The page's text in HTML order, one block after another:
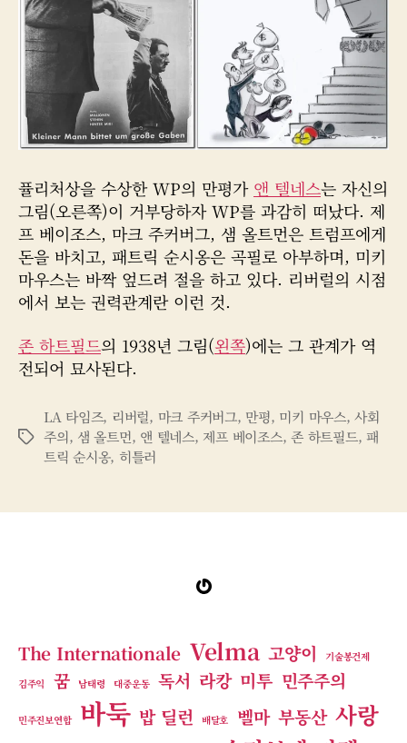
퓰리처상을 수상한 WP의 만평가 앤 텔네스는 자신의
그림(오른쪽)이 거부당하자 WP를 과감히 떠났다. 제
프 베이조스, 마크 주커버그, 샘 올트먼은 트럼프에게
돈을 바치고, 패트릭 순시옹은 곡필로 아부하며, 미키
마우스는 바짝 엎드려 절을 하고 있다. 리버럴의 시점
에서 보는 권력관계란 이런 것.
존 하트필드의 1938년 그림(왼쪽)에는 그 관계가 역
전되어 묘사된다.
태
LA 타임즈, 리버럴, 마크 주커버그, 만평, 미키 마우스,사회
주의, 샘 올트먼, 앤 텔네스, 제프 베이조스,존 하트필드,패
트릭 순시옹, 히틀러
Gravatar
The Internationale Velma 고양이
기술봉건제
김주익
꿈 남태령 대중운동 독서 라캉 미투 민주주의
민주진보연합 바둑 밥 딜런 배달호 벨마 부동산 사랑